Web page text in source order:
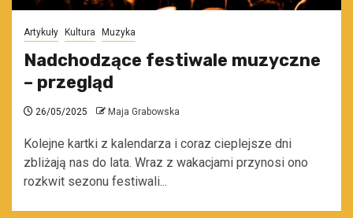
Artykuły Kultura Muzyka
Nadchodzące festiwale muzyczne
– przegląd
26/05/2025 Maja Grabowska
Kolejne kartki z kalendarza i coraz cieplejsze dni
zbliżają nas do lata. Wraz z wakacjami przynosi ono
rozkwit sezonu festiwali...